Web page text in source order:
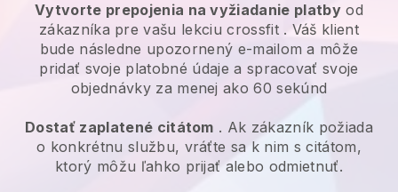
Vytvorte prepojenia na vyžiadanie platbyod
zákazníka pre vašu lekciu crossfit. Váš klient
bude následne upozornený e-mailom a môže
pridať svoje platobné údaje a spracovať svoje
objednávky za menej ako 60 sekúnd
Dostať zaplatené citátom . Ak zákazník požiada
o konkrétnu službu, vráťte sa k nim s citátom,
ktorý môžu ľahko prijať alebo odmietnuť.